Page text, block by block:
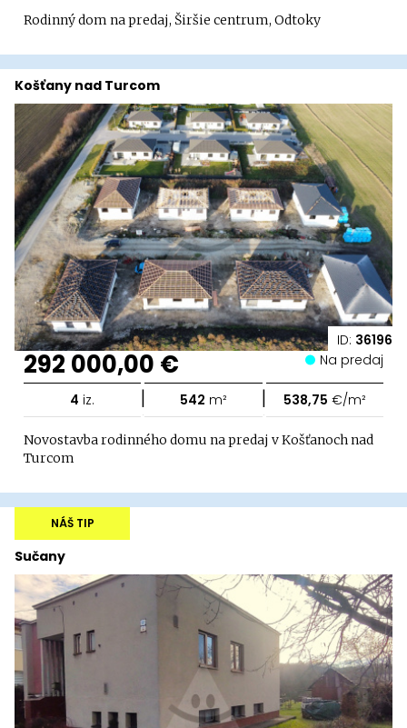
Rodinný dom na predaj, Širšie centrum, Odtoky
ID: 36196
Košťany nad Turcom
292 000,00 € Na predaj
4 iz. | 542 m² | 538,75 €/m²
Novostavba rodinného domu na predaj v Košťanoch nad
Turcom
Sučany
NÁŠ TIP